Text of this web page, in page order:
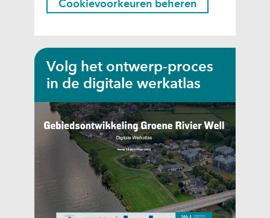
s
o
e
s
t
a
r
h
e
t
g
e
b
Cookievoorkeuren beheren
Volg het ontwerp-proces
in de digitale werkatlas